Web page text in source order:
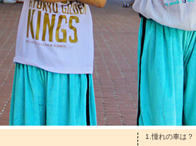
1.憧れの車は？